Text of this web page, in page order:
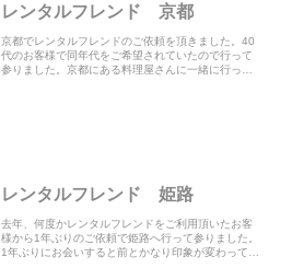
レンタルフレンド 京都
京都でレンタルフレンドのご依頼を頂きました。40
代のお客様で同年代をご希望されていたので行って
参りました。京都にある料理屋さんに一緒に行って
レンタルフレンド 姫路
去年、何度かレンタルフレンドをご利用頂いたお客
様から1年ぶりのご依頼で姫路へ行って参りました。
1年ぶりにお会いすると前とかなり印象が変わってい